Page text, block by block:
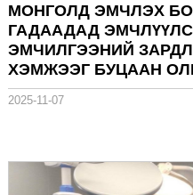
МОНГОЛД ЭМЧЛЭХ
ГАДААДАД
ЭМЧИЛГЭЭНИЙ
ХЭМЖЭЭГ БУЦААН
2025-11-07